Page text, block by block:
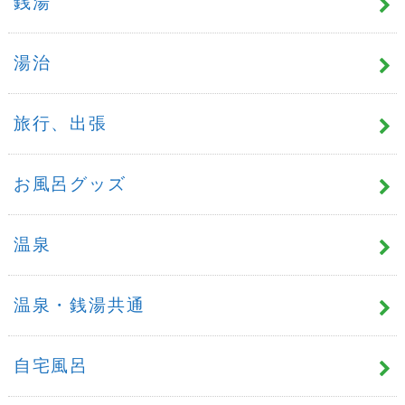
湯治
旅行、出張
お風呂グッズ
温泉
温泉・銭湯共通
自宅風呂